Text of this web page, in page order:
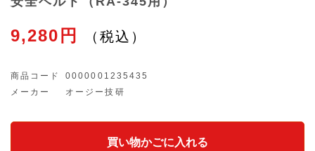
9,280円
商品コード
0000001235435
メーカー
オージー技研